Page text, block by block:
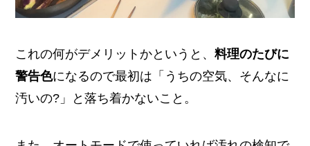
これの何がデメリットかというと、料理のたびに
警告色になるので最初は「うちの空気、そんなに
汚いの?」と落ち着かないこと。